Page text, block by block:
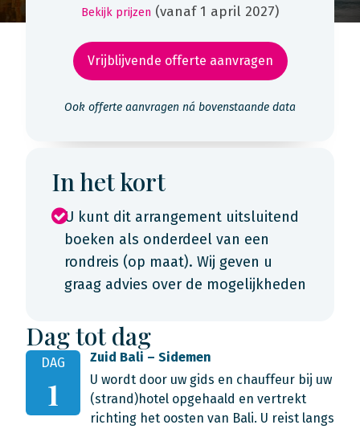
Bekijk prijzen (vanaf 1 april 2027)
Vrijblijvende offerte aanvragen
Ook offerte aanvragen ná bovenstaande data
In het kort
U kunt dit arrangement uitsluitend
boeken als onderdeel van een
rondreis (op maat). Wij geven u
graag advies over de mogelijkheden
Dag tot dag
DAG
1
Zuid Bali – Sidemen
U wordt door uw gids en chauffeur bij uw
(strand)hotel opgehaald en vertrekt
richting het oosten van Bali. U reist langs